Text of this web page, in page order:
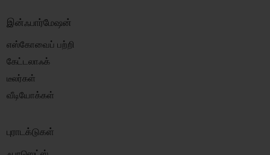
இன்ஃபார்மேஷன்
எஸ்கோவைப் பற்றி
கேட்டலாஃக்
டீலர்கள்
வீடியோக்கள்
புராடக்டுகள்